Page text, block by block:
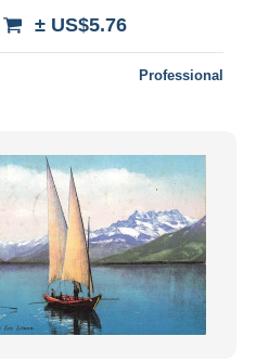
± US$5.76
Professional